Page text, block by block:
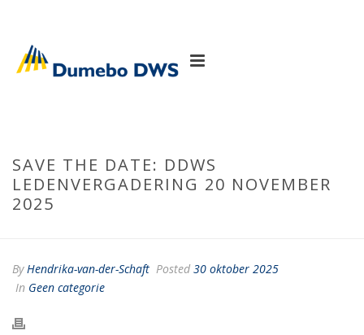
SAVE THE DATE: DDWS
LEDENVERGADERING 20 NOVEMBER
2025
ByHendrika-van-der-Schaft Posted 30 oktober 2025
In Geen categorie